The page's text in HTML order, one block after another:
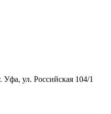
ул. Российская 104/1